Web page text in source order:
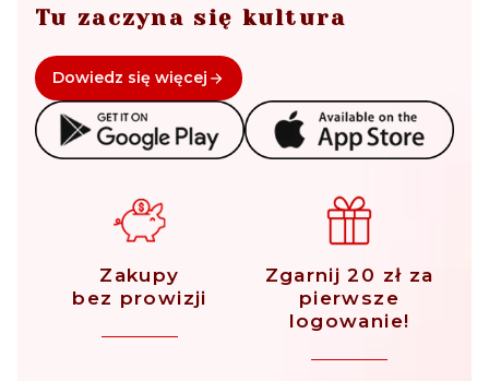
Tu zaczyna się kultura
Dowiedz się więcej
Zakupy
bez prowizji
Zgarnij 20 zł za
pierwsze
logowanie!